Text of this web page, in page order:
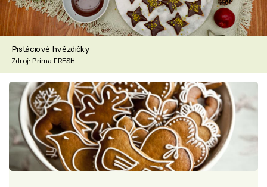
Pistáciové hvězdičky
Zdroj: Prima FRESH